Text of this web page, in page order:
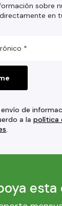
sobre
en
de
a lapolítica
.
esta